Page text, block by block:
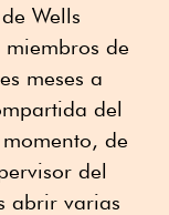
Wells
de
meses a
del
de
del
abrir varias